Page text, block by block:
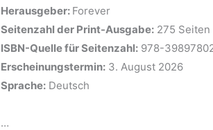
Herausgeber: ‎ Forever
Seitenzahl der Print-Ausgabe: ‎275 Seiten
ISBN-Quelle für Seitenzahl: ‎978-
Erscheinungstermin: ‎3. August 2026
Sprache: ‎Deutsch
…